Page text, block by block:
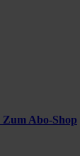
Zum Abo-Shop